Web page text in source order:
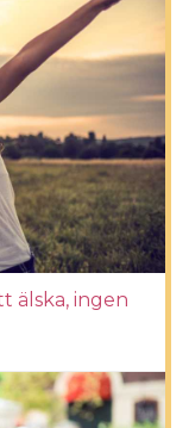
älska, ingen